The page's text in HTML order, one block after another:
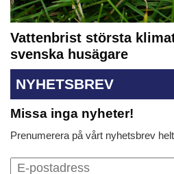
Vattenbrist största
svenska husägare
NYHETSBREV
Missa inga nyheter!
Prenumerera på vårt nyhetsbrev